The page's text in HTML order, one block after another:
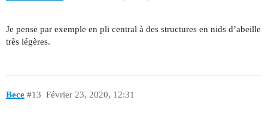
Je pense par exemple en pli central à des structures en nids d’abeille
très légères.
Bece Février 23, 2020, 12:31
#13